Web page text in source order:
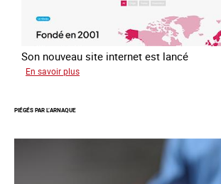
Son nouveau site internet est lancé
En savoir plus
la
PIÉGÉS PAR L’ARNAQUE